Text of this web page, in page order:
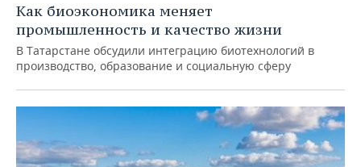
Как биоэкономика меняет
промышленность и качество жизни
В Татарстане обсудили интеграцию биотехнологий в
производство, образование и социальную сферу